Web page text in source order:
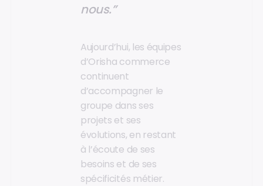
nous.”
Aujourd’hui, les équipes
d’Orisha commerce
continuent
d’accompagner le
groupe dans ses
projets et ses
évolutions, en restant
à l’écoute de ses
besoins et de ses
spécificités métier.